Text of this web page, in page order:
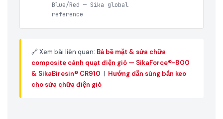
Blue/Red — Sika global
reference
🔗 Xem bài liên quan: Bả bề mặt & sửa chữa
composite cánh quạt điện gió — SikaForce®-800
& SikaBiresin® CR910 | Hướng dẫn súng bắn keo
cho sửa chữa điện gió